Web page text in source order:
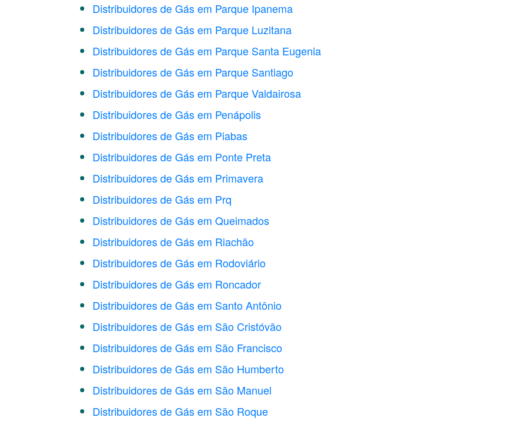
Distribuidores de Gás em Parque Ipanema
Distribuidores de Gás em Parque Luzitana
Distribuidores de Gás em Parque Santa Eugenia
Distribuidores de Gás em Parque Santiago
Distribuidores de Gás em Parque Valdairosa
Distribuidores de Gás em Penápolis
Distribuidores de Gás em Piabas
Distribuidores de Gás em Ponte Preta
Distribuidores de Gás em Primavera
Distribuidores de Gás em Prq
Distribuidores de Gás em Queimados
Distribuidores de Gás em Riachão
Distribuidores de Gás em Rodoviário
Distribuidores de Gás em Roncador
Distribuidores de Gás em Santo Antônio
Distribuidores de Gás em São Cristóvão
Distribuidores de Gás em São Francisco
Distribuidores de Gás em São Humberto
Distribuidores de Gás em São Manuel
Distribuidores de Gás em São Roque